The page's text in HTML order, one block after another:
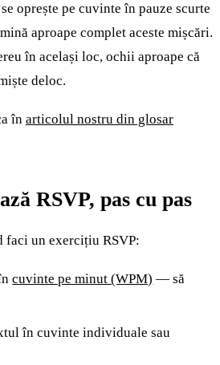
oprește pe cuvinte în pauze scurte
aproape complet aceste mișcări.
în același loc, ochii aproape că
deloc.
în articolul nostru din glosar
RSVP, pas cu pas
faci un exercițiu RSVP:
cuvinte pe minut (WPM) — să
în cuvinte individuale sau